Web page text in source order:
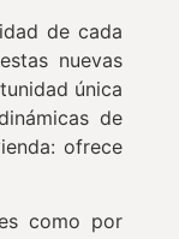
de cada
nuevas
única
de
ofrece
como por